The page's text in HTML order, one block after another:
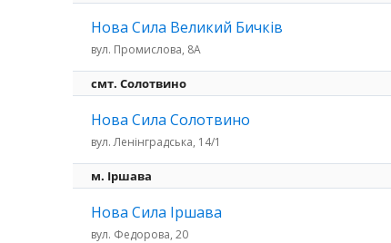
Нова Сила Великий Бичків
вул. Промислова, 8А
смт. Солотвино
Нова Сила Солотвино
вул. Ленінградська, 14/1
м. Іршава
Нова Сила Іршава
вул. Федорова, 20